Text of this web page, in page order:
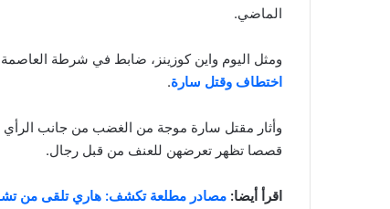
الماضي.
ومثل اليوم واين كوزينز، ضابط في شرطة العاصمة “48 عاما”، أمام محكمة وستمنستر بعد اعتقاله يوم الثلاثاء
اختطاف وقتل سارة.
وأثار مقتل سارة موجة من الغضب من جانب الرأي
قصصا تظهر تعرضهن للعنف من قبل رجال.
اقرأ أيضا: مصادر مطلعة تكشف: هاري تلقى من